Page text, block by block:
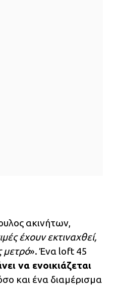
ακινήτων,
έχουν εκτιναχθεί,
μετρό». Ένα loft 45
να ενοικιάζεται
και ένα διαμέρισμα